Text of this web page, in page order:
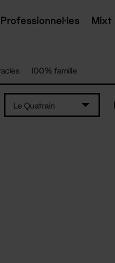
Professionnel·les Mixt
100% famille
Le Quatrain